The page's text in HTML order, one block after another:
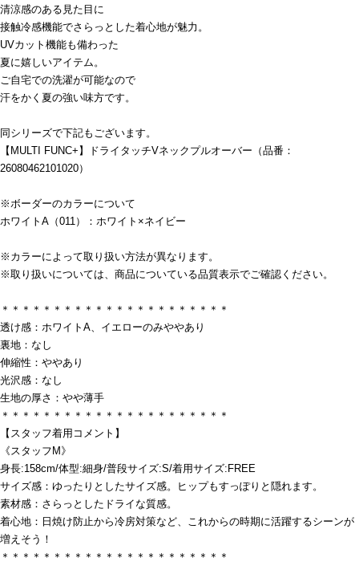
清涼感のある見た目に
接触冷感機能でさらっとした着心地が魅力。
UVカット機能も備わった
夏に嬉しいアイテム。
ご自宅での洗濯が可能なので
汗をかく夏の強い味方です。
同シリーズで下記もございます。
【MULTI FUNC+】ドライタッチVネックプルオーバー（品番：
26080462101020）
※ボーダーのカラーについて
ホワイトA（011）：ホワイト×ネイビー
※カラーによって取り扱い方法が異なります。
※取り扱いについては、商品についている品質表示でご確認ください。
＊＊＊＊＊＊＊＊＊＊＊＊＊＊＊＊＊＊＊＊＊＊
透け感：ホワイトA、イエローのみややあり
裏地：なし
伸縮性：ややあり
光沢感：なし
生地の厚さ：やや薄手
＊＊＊＊＊＊＊＊＊＊＊＊＊＊＊＊＊＊＊＊＊＊
【スタッフ着用コメント】
《スタッフM》
身長:158cm/体型:細身/普段サイズ:S/着用サイズ:FREE
サイズ感：ゆったりとしたサイズ感。ヒップもすっぽりと隠れます。
素材感：さらっとしたドライな質感。
着心地：日焼け防止から冷房対策など、これからの時期に活躍するシーンが
増えそう！
＊＊＊＊＊＊＊＊＊＊＊＊＊＊＊＊＊＊＊＊＊＊